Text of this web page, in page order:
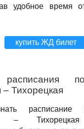
удобное время
купить ЖД билет
расписания
Тихорецкая
расписание
–